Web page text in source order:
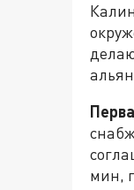
мин,